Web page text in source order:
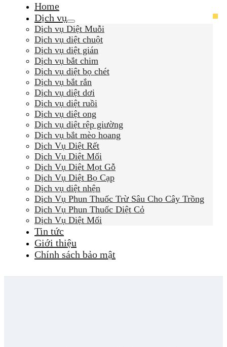
Home
Dịch vụ
Dịch vụ Diệt Muỗi
Dịch vụ diệt chuột
Dịch vụ diệt gián
Dịch vụ bắt chim
Dịch vụ diệt bọ chét
Dịch vụ bắt rắn
Dịch vụ diệt dơi
Dịch vụ diệt ruồi
Dịch vụ diệt ong
Dịch vụ diệt rệp giường
Dịch vụ bắt mèo hoang
Dịch Vụ Diệt Rết
Dịch Vụ Diệt Mối
Dịch Vụ Diệt Mọt Gỗ
Dịch Vụ Diệt Bọ Cạp
Dịch vụ diệt nhện
Dịch Vụ Phun Thuốc Trừ Sâu Cho Cây Trồng
Dịch Vụ Phun Thuốc Diệt Cỏ
Dịch Vụ Diệt Mối
Tin tức
Giới thiệu
Chính sách bảo mật